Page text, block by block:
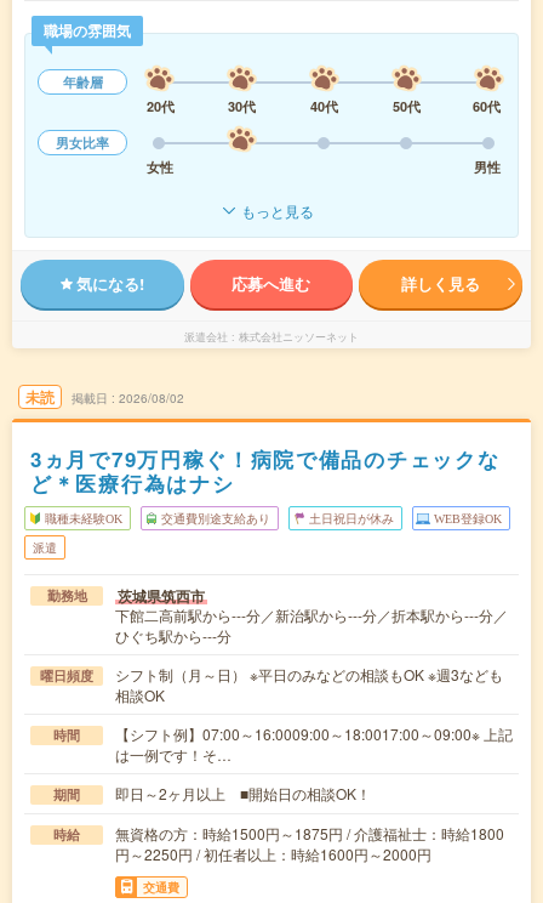
職場の雰囲気
年齢層
20代
30代 40代 50代
60代
男女比率
女性
男性
もっと見る
気になる! 応募へ進む 詳しく見る
派遣会社 株式会社ニッソーネット
未読 掲載日 2026/08/02
3ヵ月で79万円稼ぐ！病院で備品のチェックな
ど＊医療行為はナシ
職種未経験OK 交通費別途支給あり 土日祝日が休み WEB登録OK
派遣
勤務地 茨城県筑西市
下館二高前駅から---分／新治駅から---分／折本駅から---分／
ひぐち駅から---分
曜日頻度
シフト制（月～日） ※平日のみなどの相談もOK ※週3なども
相談OK
時間
【シフト例】07:00～16:0009:00～18:0017:00～09:00※ 上記
は一例です！そ…
期間 即日～2ヶ月以上 ■開始日の相談OK！
時給
無資格の方：時給1500円～1875円 / 介護福祉士：時給1800
円～2250円 / 初任者以上：時給1600円～2000円
交通費